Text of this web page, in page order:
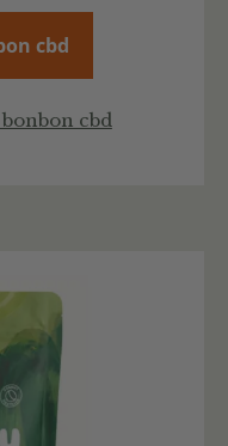
cbd
cbd